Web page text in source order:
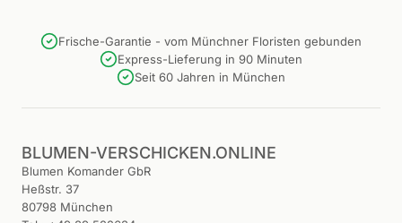
Frische-Garantie - vom Münchner Floristen gebunden
Express-Lieferung in 90 Minuten
Seit 60 Jahren in München
BLUMEN-VERSCHICKEN.ONLINE
Blumen Komander GbR
Heßstr. 37
80798 München